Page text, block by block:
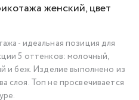
женский, цвет
- идеальная позиция для
5 оттенков: молочный,
и беж. Изделие выполнено из
слоя. Топ не просвечивается